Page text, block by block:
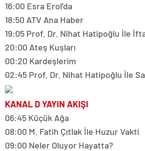
16:00 Esra Erol’da
18:50 ATV Ana Haber
19:05 Prof. Dr. Nihat Hatipoğlu İle
20:00 Ateş Kuşları
00:20 Kardeşlerim
02:45 Prof. Dr. Nihat Hatipoğlu İle
KANAL D YAYIN AKIŞI
06:45 Küçük Ağa
08:00 M. Fatih Çıtlak İle Huzur Vakti
09:00 Neler Oluyor Hayatta?